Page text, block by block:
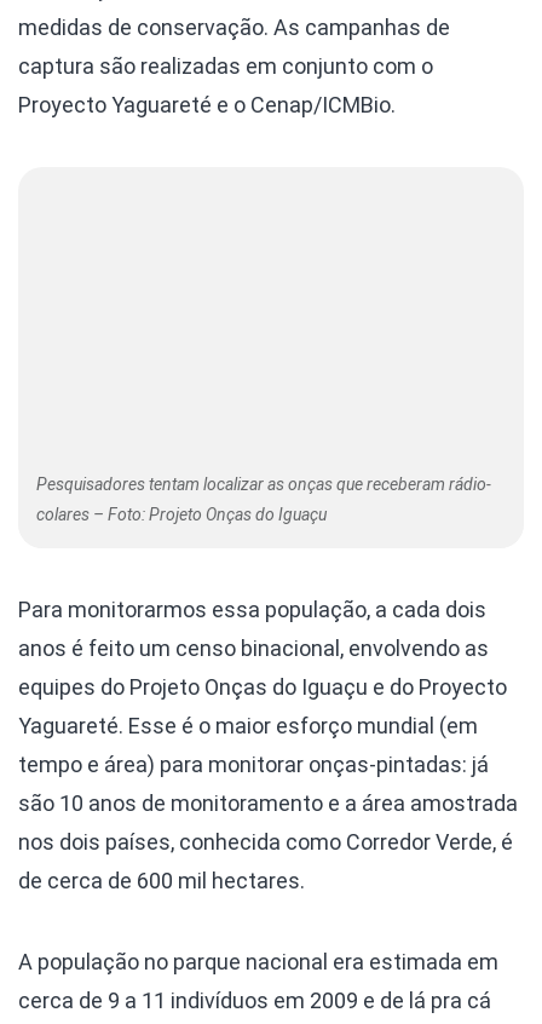
medidas de conservação. As campanhas de
captura são realizadas em conjunto com o
Proyecto Yaguareté e o Cenap/ICMBio.
Pesquisadores tentam localizar as onças que receberam rádio-
colares – Foto: Projeto Onças do Iguaçu
Para monitorarmos essa população, a cada dois
anos é feito um censo binacional, envolvendo as
equipes do Projeto Onças do Iguaçu e do Proyecto
Yaguareté. Esse é o maior esforço mundial (em
tempo e área) para monitorar onças-pintadas: já
são 10 anos de monitoramento e a área amostrada
nos dois países, conhecida como Corredor Verde, é
de cerca de 600 mil hectares.
A população no parque nacional era estimada em
cerca de 9 a 11 indivíduos em 2009 e de lá pra cá